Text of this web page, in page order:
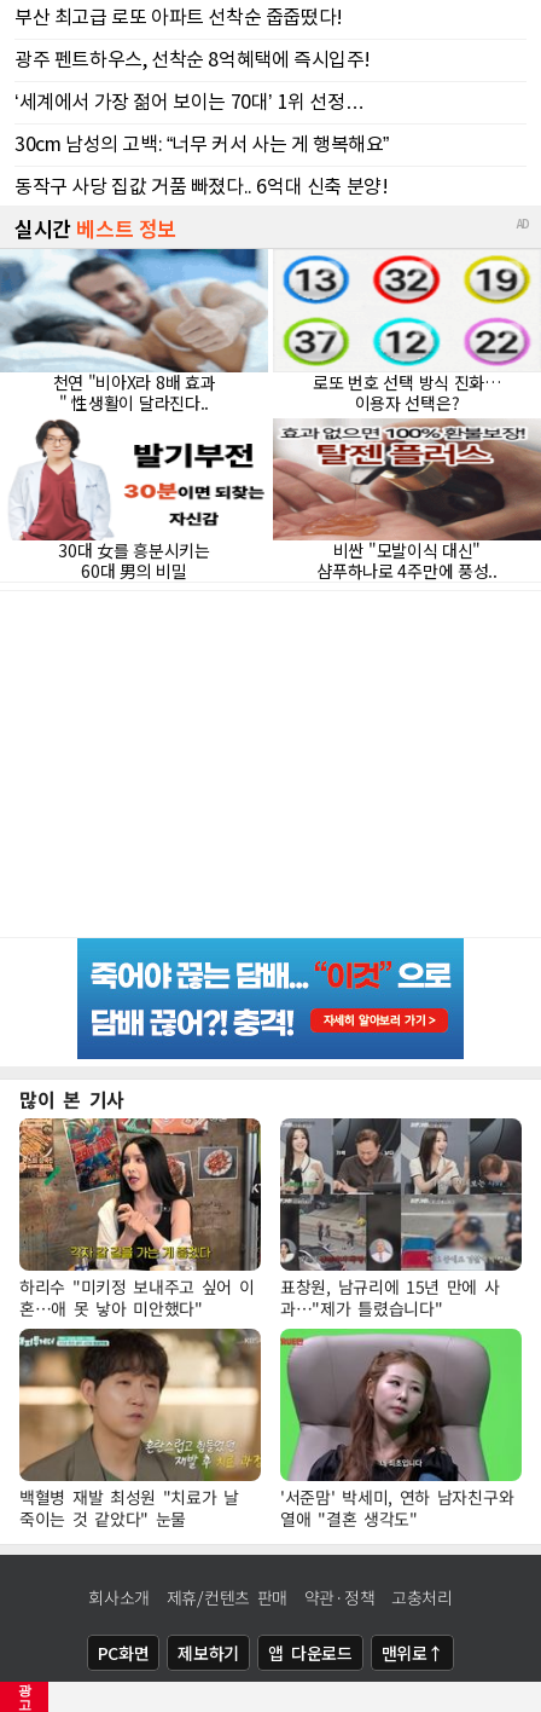
광
고
많이 본 기사
하리수 "미키정 보내주고 싶어 이
혼…애 못 낳아 미안했다"
표창원, 남규리에 15년 만에 사
과…"제가 틀렸습니다"
백혈병 재발 최성원 "치료가 날
죽이는 것 같았다" 눈물
'서준맘' 박세미, 연하 남자친구와
열애 "결혼 생각도"
회사소개 제휴/컨텐츠 판매 약관·정책 고충처리
PC화면 제보하기 앱 다운로드 맨위로↑